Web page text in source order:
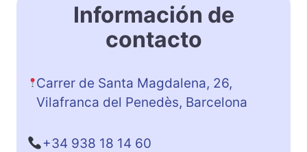
Información de
contacto
Carrer de Santa Magdalena, 26,
Vilafranca del Penedès, Barcelona
+34 938 18 14 60